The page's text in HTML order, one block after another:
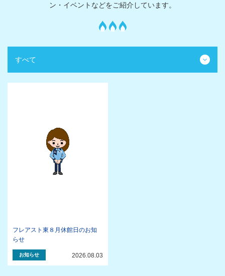
ン・イベントなどをご紹介しています。
フレアスト東８月休館日のお知
らせ
お知らせ 2026.08.03